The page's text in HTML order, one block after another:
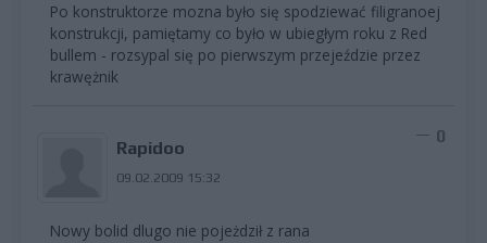
Po konstruktorze mozna było się spodziewać filigranoej
konstrukcji, pamiętamy co było w ubiegłym roku z Red
bullem - rozsypal się po pierwszym przejeździe przez
krawężnik
Rapidoo
09.02.2009 15:32
0
Nowy bolid dlugo nie pojeżdził z rana